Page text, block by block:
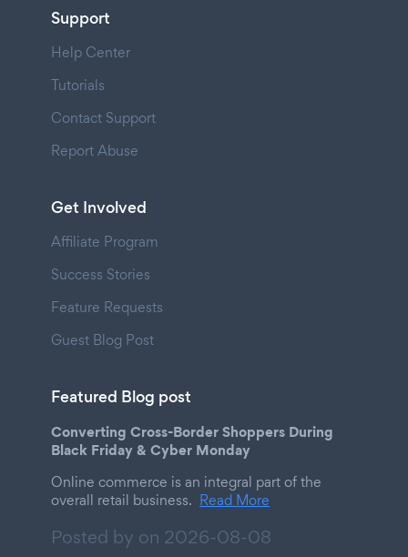
Support
Help Center
Tutorials
Contact Support
Report Abuse
Get Involved
Affiliate Program
Success Stories
Feature Requests
Guest Blog Post
Featured Blog post
Converting Cross-Border Shoppers During
Black Friday & Cyber Monday
Online commerce is an integral part of the
overall retail business. Read More
Posted by on 2026-08-08